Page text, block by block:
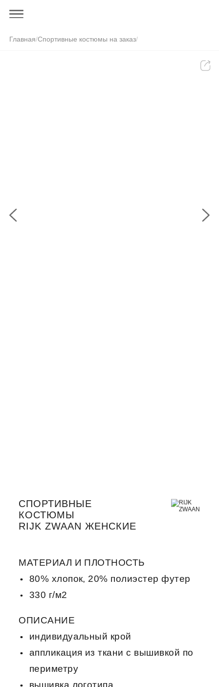
Главная/Спортивные костюмы на заказ/
СПОРТИВНЫЕ
КОСТЮМЫ
RIJK ZWAAN ЖЕНСКИЕ
МАТЕРИАЛ И ПЛОТНОСТЬ
80% хлопок, 20% полиэстер футер
330 г/м2
ОПИСАНИЕ
индивидуальный крой
аппликация из ткани с вышивкой по
периметру
вышивка логотипа